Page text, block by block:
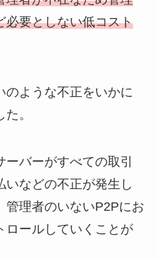
必要としない低コスト
のような不正をいかに
。
バーがすべての取引
いなどの不正が発生し
管理者のいないP2Pにお
ロールしていくことが